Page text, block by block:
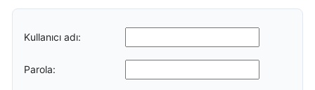
Kullanıcı adı:
Parola: